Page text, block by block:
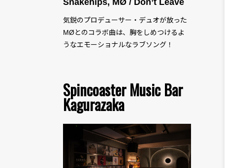
Snakehips, MØ / Don’t Leave
気鋭のプロデューサー・デュオが放った
MØとのコラボ曲は、胸をしめつけるよ
うなエモーショナルなラブソング！
Spincoaster Music Bar
Kagurazaka